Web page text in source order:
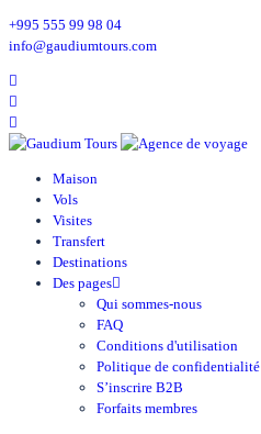
+995 555 99 98 04
info@gaudiumtours.com
Maison
Vols
Visites
Transfert
Destinations
Des pages
Qui sommes-nous
FAQ
Conditions d'utilisation
Politique de confidentialité
S’inscrire B2B
Forfaits membres